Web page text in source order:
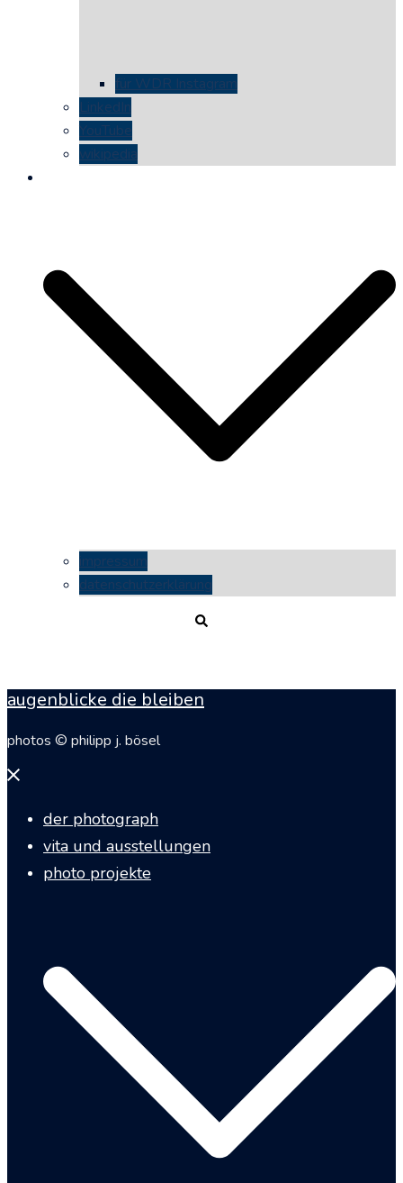
für WDR Instagram
LinkedIn
YouTube
wikipedia
impressum
datenschutzerklärung
augenblicke die bleiben
photos © philipp j. bösel
Menü
der photograph
vita und ausstellungen
photo projekte